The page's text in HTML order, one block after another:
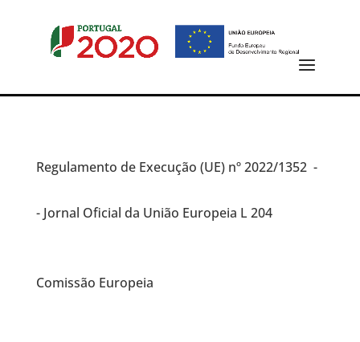
Regulamento de Execução (UE) nº 2022/1352 -
- Jornal Oficial da União Europeia L 204
Comissão Europeia